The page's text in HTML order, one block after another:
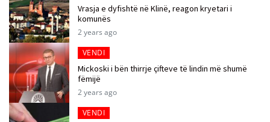
Vrasja e dyfishtë në Klinë, reagon kryetari i
komunës
2 years ago
VENDI
Mickoski i bën thirrje çifteve të lindin më shumë
fëmijë
2 years ago
VENDI